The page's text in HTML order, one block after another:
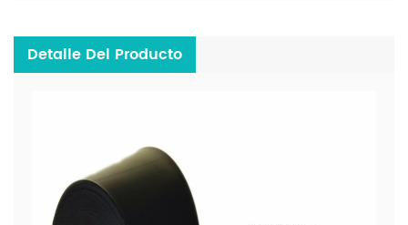
Detalle Del Producto